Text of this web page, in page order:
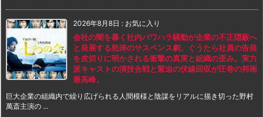
2026年8月8日 : お気に入り
会社の闇を暴く社内パワハラ騒動が企業の不正隠蔽へ
と発展する怒涛のサスペンス劇。ぐうたら社員の告発
を皮切りに明かされる衝撃の真実と組織の歪み。実力
派キャストの演技合戦と緊迫の伏線回収が圧巻の邦画
最高峰。
巨大企業の組織内で繰り広げられる人間模様と陰謀をリアルに描き切った野村
萬斎主演の ...